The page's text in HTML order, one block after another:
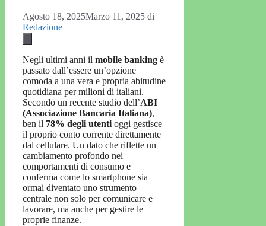
Agosto 18, 2025Marzo 11, 2025 di
Redazione
Negli ultimi anni il mobile banking è
passato dall’essere un’opzione
comoda a una vera e propria abitudine
quotidiana per milioni di italiani.
Secondo un recente studio dell’ABI
(Associazione Bancaria Italiana),
ben il 78% degli utenti oggi gestisce
il proprio conto corrente direttamente
dal cellulare. Un dato che riflette un
cambiamento profondo nei
comportamenti di consumo e
conferma come lo smartphone sia
ormai diventato uno strumento
centrale non solo per comunicare e
lavorare, ma anche per gestire le
proprie finanze.